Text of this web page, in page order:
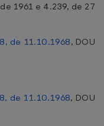
1961 e 4.239, de 27
de 11.10.1968, DOU
de 11.10.1968, DOU